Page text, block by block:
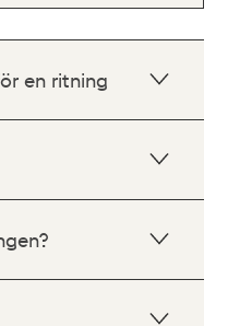
en ritning